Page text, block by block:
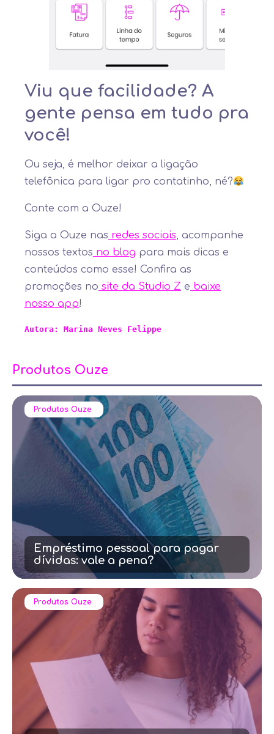
Viu que facilidade? A
gente pensa em tudo pra
você!
Ou seja, é melhor deixar a ligação
telefônica para ligar pro contatinho, né?
Conte com a Ouze!
Siga a Ouze nas redes sociais, acompanhe
nossos textos no blog para mais dicas e
conteúdos como esse! Confira as
promoções no site da Studio Z e baixe
nosso app!
Autora: Marina Neves Felippe
Produtos Ouze
Produtos Ouze
Empréstimo pessoal para pagar
dívidas: vale a pena?
Produtos Ouze